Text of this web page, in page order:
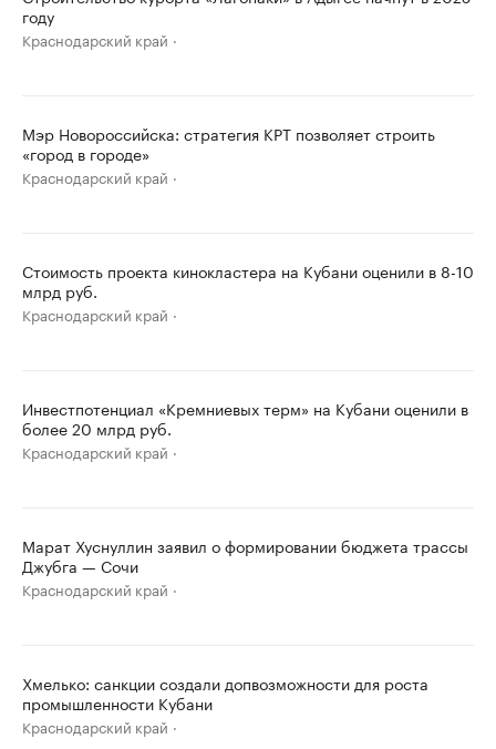
году
Краснодарский край
Мэр Новороссийска: стратегия КРТ позволяет строить
«город в городе»
Краснодарский край
Стоимость проекта кинокластера на Кубани оценили в 8-10
млрд руб.
Краснодарский край
Инвестпотенциал «Кремниевых терм» на Кубани оценили в
более 20 млрд руб.
Краснодарский край
Марат Хуснуллин заявил о формировании бюджета трассы
Джубга — Сочи
Краснодарский край
Хмелько: санкции создали допвозможности для роста
промышленности Кубани
Краснодарский край